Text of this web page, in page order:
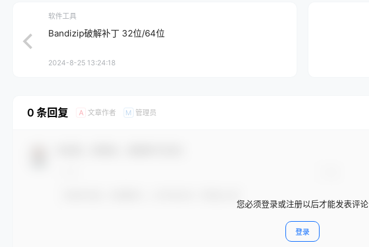
软件工具
Bandizip破解补丁 32位/64位
2024-8-25 13:24:18
0 条回复 A 文章作者 M 管理员
您必须登录或注册以后才能发表评论
登录